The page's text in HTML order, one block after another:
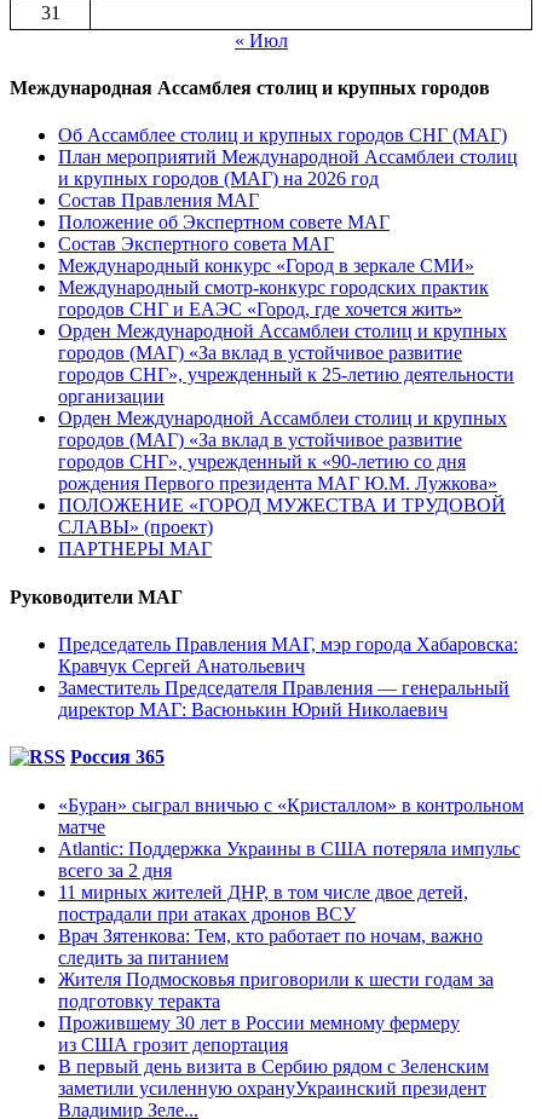
31
« Июл
Международная Ассамблея столиц и крупных городов
Об Ассамблее столиц и крупных городов СНГ (МАГ)
План мероприятий Международной Ассамблеи столиц
и крупных городов (МАГ) на 2026 год
Состав Правления МАГ
Положение об Экспертном совете МАГ
Состав Экспертного совета МАГ
Международный конкурс «Город в зеркале СМИ»
Международный смотр-конкурс городских практик
городов СНГ и ЕАЭС «Город, где хочется жить»
Орден Международной Ассамблеи столиц и крупных
городов (МАГ) «За вклад в устойчивое развитие
городов СНГ», учрежденный к 25-летию деятельности
организации
Орден Международной Ассамблеи столиц и крупных
городов (МАГ) «За вклад в устойчивое развитие
городов СНГ», учрежденный к «90-летию со дня
рождения Первого президента МАГ Ю.М. Лужкова»
ПОЛОЖЕНИЕ «ГОРОД МУЖЕСТВА И ТРУДОВОЙ
СЛАВЫ» (проект)
ПАРТНЕРЫ МАГ
Руководители МАГ
Председатель Правления МАГ, мэр города Хабаровска:
Кравчук Сергей Анатольевич
Заместитель Председателя Правления — генеральный
директор МАГ: Васюнькин Юрий Николаевич
Россия 365
«Буран» сыграл вничью с «Кристаллом» в контрольном
матче
Atlantic: Поддержка Украины в США потеряла импульс
всего за 2 дня
11 мирных жителей ДНР, в том числе двое детей,
пострадали при атаках дронов ВСУ
Врач Зятенкова: Тем, кто работает по ночам, важно
следить за питанием
Жителя Подмосковья приговорили к шести годам за
подготовку теракта
Прожившему 30 лет в России мемному фермеру
из США грозит депортация
В первый день визита в Сербию рядом с Зеленским
заметили усиленную охрануУкраинский президент
Владимир Зеле...